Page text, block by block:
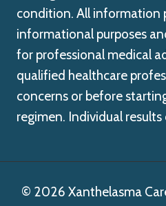
condition. All information
informational purposes
for professional medical
qualified healthcare
concerns or before
regimen. Individual results
© 2026 Xanthelasma